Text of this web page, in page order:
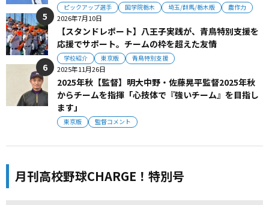
ピックアップ選手 国学院栃木 埼玉/群馬/栃木版 農作力
2026年7月10日
【スタンドレポート】八王子実践が、青鳥特別支援を
応援でサポート。チームの枠を超えた友情
学校紹介 東京版 青鳥特別支援
2025年11月26日
2025年秋【監督】明大中野・佐藤晃平監督2025年秋
からチームを指揮「心技体で『強いチーム』を目指し
ます」
東京版 監督コメント
月刊高校野球CHARGE！特別号